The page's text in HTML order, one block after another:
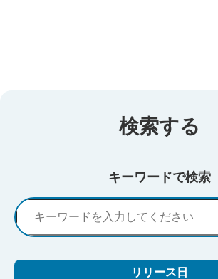
検索する
キーワードで検索
リリース日